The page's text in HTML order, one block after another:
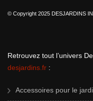
© Copyright 2025 DESJARDINS
Retrouvez tout l’univers
desjardins.fr :
Accessoires pour le